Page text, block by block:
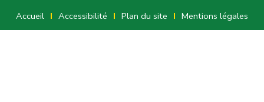
Accueil Accessibilité Plan du site Mentions légales